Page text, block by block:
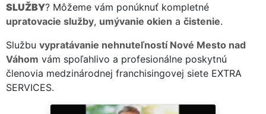
SLUŽBY? Môžeme vám ponúknuť kompletné
upratovacie služby, umývanie okien a čistenie.
Službu vypratávanie nehnuteľností Nové Mesto nad
Váhom vám spoľahlivo a profesionálne poskytnú
členovia medzinárodnej franchisingovej siete EXTRA
SERVICES.